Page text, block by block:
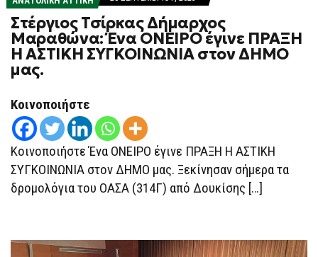
Στέργιος Τσίρκας Δήμαρχος
Μαραθώνα: Ένα ΟΝΕΙΡΟ έγινε ΠΡΑΞΗ
Η ΑΣΤΙΚΗ ΣΥΓΚΟΙΝΩΝΙΑ στον ΔΗΜΟ
μας.
Κοινοποιήστε
Κοινοποιήστε Ένα ΟΝΕΙΡΟ έγινε ΠΡΑΞΗ Η ΑΣΤΙΚΗ
ΣΥΓΚΟΙΝΩΝΙΑ στον ΔΗΜΟ μας. Ξεκίνησαν σήμερα τα
δρομολόγια του ΟΑΣΑ (314Γ) από Δουκίσης […]